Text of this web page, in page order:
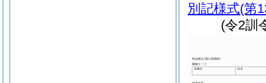
別記様式(第
(令2訓